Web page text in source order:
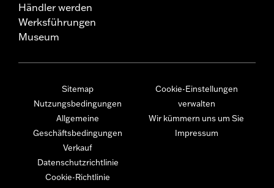
Händler werden
Werksführungen
Museum
Sitemap
Nutzungsbedingungen
Allgemeine
Geschäftsbedingungen
Verkauf
Datenschutzrichtlinie
Cookie-Richtlinie
Cookie-Einstellungen
verwalten
Wir kümmern uns um Sie
Impressum